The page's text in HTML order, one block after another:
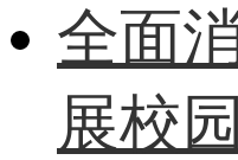
全面
展校